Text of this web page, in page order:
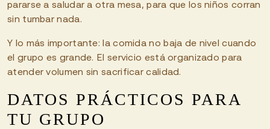
pararse a saludar a otra mesa, para que los niños corran
sin tumbar nada.
Y lo más importante: la comida no baja de nivel cuando
el grupo es grande. El servicio está organizado para
atender volumen sin sacrificar calidad.
DATOS PRÁCTICOS PARA
TU GRUPO